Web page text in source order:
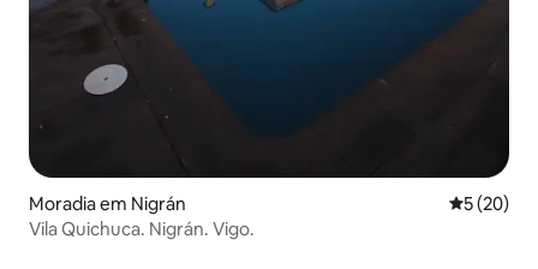
Moradia em Nigrán
5 (20)
Vila Quichuca. Nigrán. Vigo.